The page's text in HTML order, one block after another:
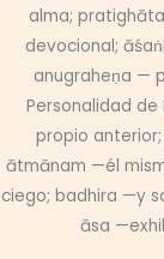
alma;
devocional;
anugraheṇa —
Personalidad
propio
ātmānam —él
ciego; badhira —y
āsa